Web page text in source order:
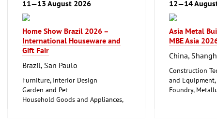
11—13 August 2026
Home Show Brazil 2026 –
International Houseware and
Gift Fair
Brazil, San Paulo
Furniture, Interior Design
Garden and Pet
Household Goods and Appliances,
12—14
Asia Metal
MBE Asia
China,
Construction
and
Foundry,